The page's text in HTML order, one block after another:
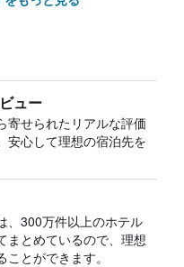
ュー
寄せられたリアルな評価
安心して理想の宿泊先を
、300万件以上のホテル
まとめているので、理想
とができます。